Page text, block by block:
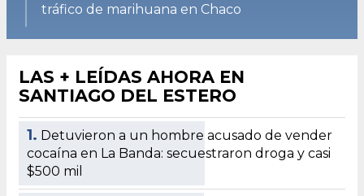
tráfico de marihuana en Chaco
LAS + LEÍDAS AHORA EN
SANTIAGO DEL ESTERO
1. Detuvieron a un hombre acusado de vender
cocaína en La Banda: secuestraron droga y casi
$500 mil